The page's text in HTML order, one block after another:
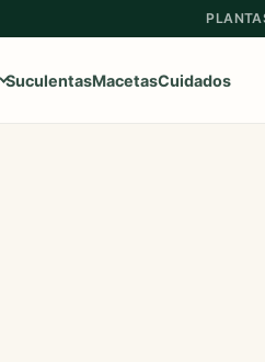
SuculentasMacetasCuidados